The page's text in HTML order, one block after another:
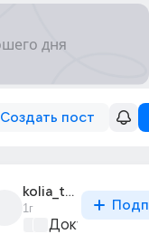
Создать пост
kolia_tsekuls_1
1г
Документы